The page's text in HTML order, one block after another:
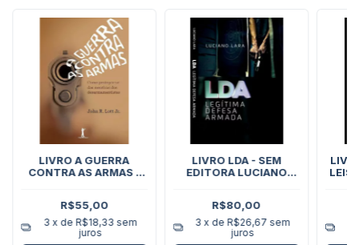
LIVRO A GUERRA
CONTRA AS ARMAS -
R$55,00
3 x de R$18,33 sem
juros
LIVRO LDA - SEM
EDITORA LUCIANO
R$80,00
3 x de R$26,67 sem
juros
LEIS